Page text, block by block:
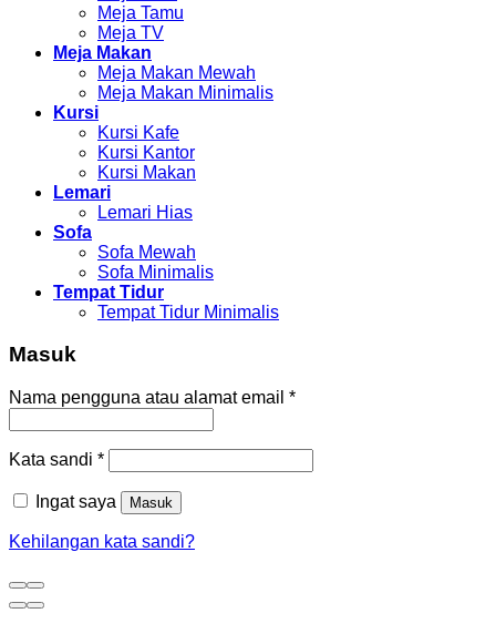
Meja Tamu
Meja TV
Meja Makan
Meja Makan Mewah
Meja Makan Minimalis
Kursi
Kursi Kafe
Kursi Kantor
Kursi Makan
Lemari
Lemari Hias
Sofa
Sofa Mewah
Sofa Minimalis
Tempat Tidur
Tempat Tidur Minimalis
Masuk
Nama pengguna atau alamat email *
Kata sandi *
Ingat saya Masuk
Kehilangan kata sandi?